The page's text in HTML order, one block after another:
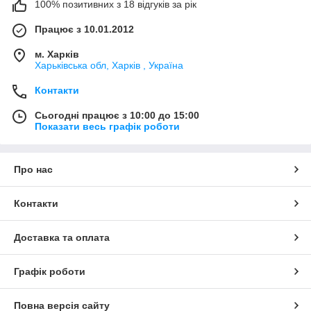
100% позитивних з 18 відгуків за рік
Працює з 10.01.2012
м. Харків
Харьківська обл, Харків , Україна
Контакти
Сьогодні працює з 10:00 до 15:00
Показати весь графік роботи
Про нас
Контакти
Доставка та оплата
Графік роботи
Повна версія сайту